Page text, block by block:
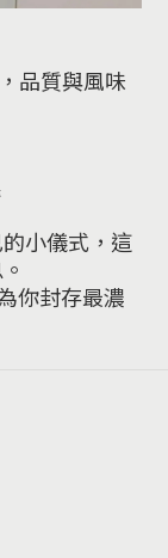
品質與風味
小儀式，這
你封存最濃